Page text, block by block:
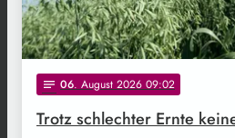
notes 06. August 2026 09:02
Trotz schlechter Ernte